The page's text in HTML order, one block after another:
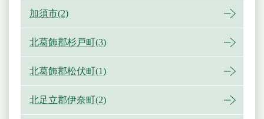
加須市(2)
北葛飾郡杉戸町(3)
北葛飾郡松伏町(1)
北足立郡伊奈町(2)